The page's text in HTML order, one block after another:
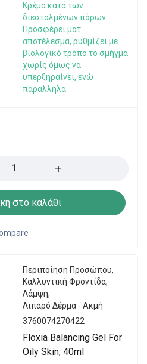
Κρέμα κατά των
διεσταλμένων πόρων.
Προσφέρει ματ
αποτέλεσμα, ρυθμίζει με
βιολογικό τρόπο το σμήγμα
χωρίς όμως να
υπερξηραίνει, ενώ
παράλληλα
στο καλάθι
Περιποίηση Προσώπου,
Καλλυντική Φροντίδα,
Λάμψη,
Λιπαρό Δέρμα - Ακμή
3760074270422
Floxia Balancing Gel For
Oily Skin, 40ml